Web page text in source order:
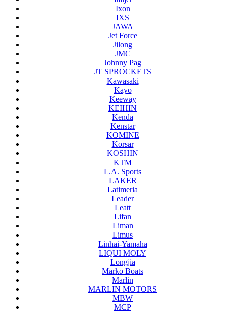
Ixon
IXS
JAWA
Jet Force
Jilong
JMC
Johnny Pag
JT SPROCKETS
Kawasaki
Kayo
Keeway
KEIHIN
Kenda
Kenstar
KOMINE
Korsar
KOSHIN
KTM
L.A. Sports
LAKER
Latimeria
Leader
Leatt
Lifan
Liman
Limus
Linhai-Yamaha
LIQUI MOLY
Longjia
Marko Boats
Marlin
MARLIN MOTORS
MBW
MCP